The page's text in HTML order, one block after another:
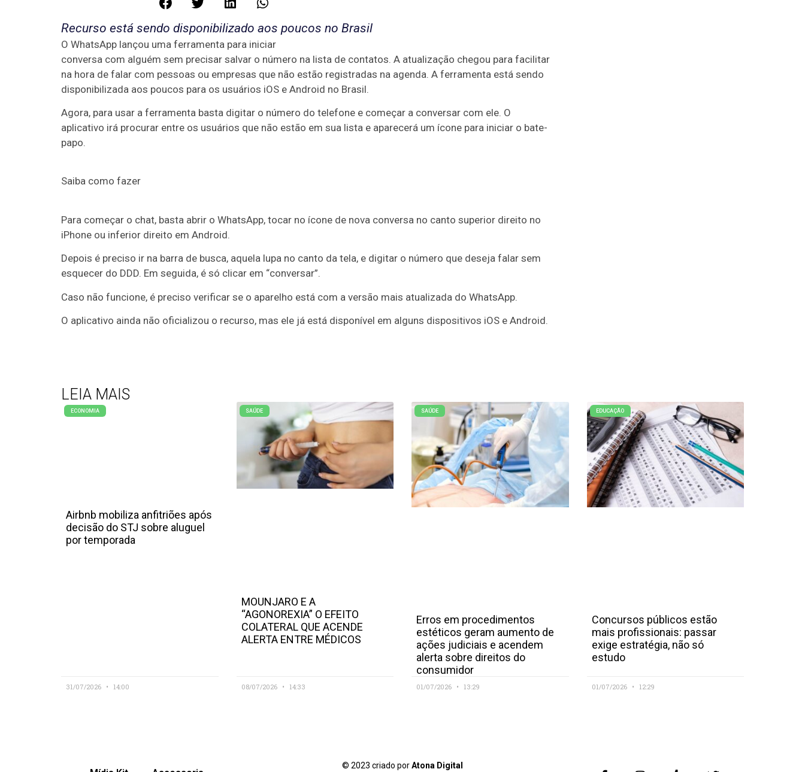
Recurso está sendo disponibilizado aos poucos no Brasil
O WhatsApp lançou uma ferramenta para iniciar
conversa com alguém sem precisar salvar o número na lista de contatos. A atualização chegou para facilitar
na hora de falar com pessoas ou empresas que não estão registradas na agenda. A ferramenta está sendo
disponibilizada aos poucos para os usuários iOS e Android no Brasil.
Agora, para usar a ferramenta basta digitar o número do telefone e começar a conversar com ele. O
aplicativo irá procurar entre os usuários que não estão em sua lista e aparecerá um ícone para iniciar o bate-
papo.
Saiba como fazer
Para começar o chat, basta abrir o WhatsApp, tocar no ícone de nova conversa no canto superior direito no
iPhone ou inferior direito em Android.
Depois é preciso ir na barra de busca, aquela lupa no canto da tela, e digitar o número que deseja falar sem
esquecer do DDD. Em seguida, é só clicar em “conversar”.
Caso não funcione, é preciso verificar se o aparelho está com a versão mais atualizada do WhatsApp.
O aplicativo ainda não oficializou o recurso, mas ele já está disponível em alguns dispositivos iOS e Android.
LEIA MAIS
ECONOMIA
Airbnb mobiliza anfitriões após
decisão do STJ sobre aluguel
por temporada
31/07/2026 14:00
SAÚDE
MOUNJARO E A
“AGONOREXIA” O EFEITO
COLATERAL QUE ACENDE
ALERTA ENTRE MÉDICOS
08/07/2026 14:33
SAÚDE
Erros em procedimentos
estéticos geram aumento de
ações judiciais e acendem
alerta sobre direitos do
consumidor
01/07/2026 13:29
EDUCAÇÃO
Concursos públicos estão
mais profissionais: passar
exige estratégia, não só
estudo
01/07/2026 12:29
© 2023 criado porAtona Digital